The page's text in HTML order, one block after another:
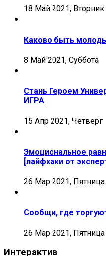
18 Май 2021, Вторник
Каково быть
8 Май 2021, Суббота
Стань Героем
ИГРА
15 Апр 2021, Четверг
Эмоциональное
[лайфхаки от
26 Мар 2021, Пятница
Сообщи, где
26 Мар 2021, Пятница
Интерактив